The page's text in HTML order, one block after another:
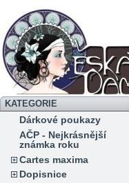
KATEGORIE
Dárkové poukazy
AČP - Nejkrásnější
známka roku
Cartes maxima
Dopisnice